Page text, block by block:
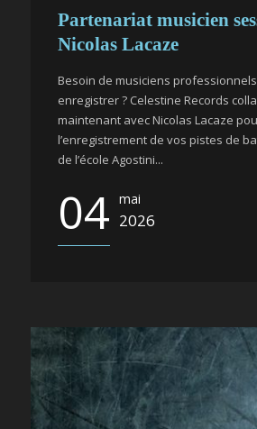
Partenariat musicien
Nicolas Lacaze
Besoin de musiciens
enregistrer ? Celestine Records
maintenant avec Nicolas Lacaze
l’enregistrement de vos pistes de
de l’école Agostini...
04 mai
2026